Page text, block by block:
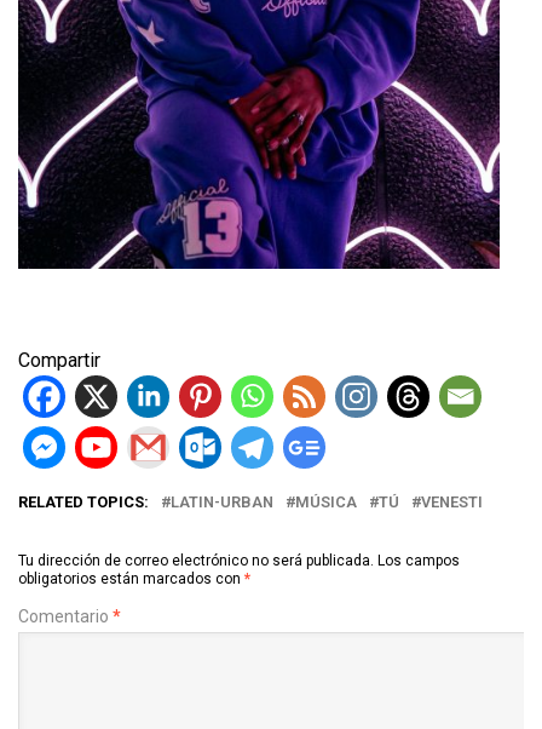
Compartir
RELATED TOPICS: LATIN-URBAN MÚSICA TÚ VENESTI
Tu dirección de correo electrónico no será publicada. Los campos
obligatorios están marcados con *
Comentario *